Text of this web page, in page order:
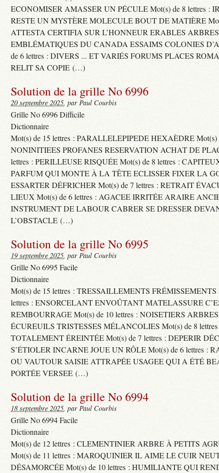
ECONOMISER AMASSER UN PÉCULE Mot(s) de 8 lettres :
RESTE UN MYSTÈRE MOLECULE BOUT DE MATIÈRE
ATTESTA CERTIFIA SUR L’HONNEUR ERABLES ARBRES
EMBLÉMATIQUES DU CANADA ESSAIMS COLONIES
de 6 lettres : DIVERS ... ET VARIÉS FORUMS PLACES
RELIT SA COPIE (…)
Solution de la grille No 6996
20 septembre 2025, par Paul Courbis
Grille No 6996 Difficile
Dictionnaire
Mot(s) de 15 lettres : PARALLELEPIPEDE HEXAÈDRE Mot(s)
NONINITIEES PROFANES RESERVATION ACHAT DE
lettres : PERILLEUSE RISQUÉE Mot(s) de 8 lettres :
PARFUM QUI MONTE À LA TÊTE ECLISSER FIXER LA
ESSARTER DÉFRICHER Mot(s) de 7 lettres : RETRAIT
LIEUX Mot(s) de 6 lettres : AGACEE IRRITÉE ARAIRE
INSTRUMENT DE LABOUR CABRER SE DRESSER
L’OBSTACLE (…)
Solution de la grille No 6995
19 septembre 2025, par Paul Courbis
Grille No 6995 Facile
Dictionnaire
Mot(s) de 15 lettres : TRESSAILLEMENTS FRÉMISSEMENTS
lettres : ENSORCELANT ENVOÛTANT MATELASSURE
REMBOURRAGE Mot(s) de 10 lettres : NOISETIERS
ÉCUREUILS TRISTESSES MÉLANCOLIES Mot(s) de 8
TOTALEMENT ÉREINTÉE Mot(s) de 7 lettres : DEPERIR
S’ÉTIOLER INCARNE JOUE UN RÔLE Mot(s) de 6 lettres :
OU VAUTOUR SAISIE ATTRAPÉE USAGEE QUI A ÉTÉ
PORTÉE VERSEE (…)
Solution de la grille No 6994
18 septembre 2025, par Paul Courbis
Grille No 6994 Facile
Dictionnaire
Mot(s) de 12 lettres : CLEMENTINIER ARBRE À PETITS
Mot(s) de 11 lettres : MAROQUINIER IL AIME LE CUIR
DÉSAMORCÉE Mot(s) de 10 lettres : HUMILIANTE QUI